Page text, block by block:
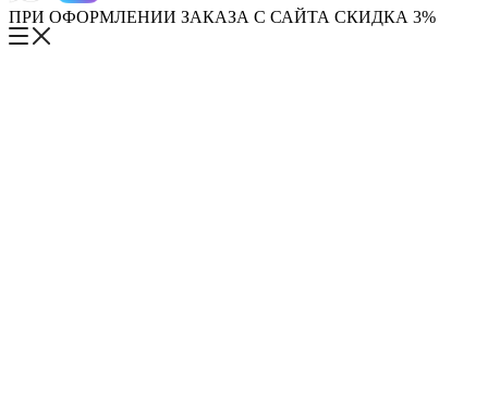
ПРИ ОФОРМЛЕНИИ ЗАКАЗА С САЙТА СКИДКА 3%